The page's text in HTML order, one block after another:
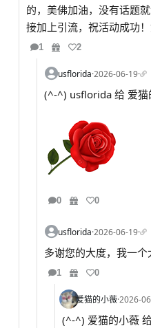
的，美佛加油，没有话题
接加上引流，祝活动成功
1 2
usflorida·2026-06-19·
(^-^) usflorida 给 爱猫
0 0
usflorida·2026-06-19·
多谢您的大度，我一
1 0
爱猫的小薇·2026-
(^-^) 爱猫的小薇